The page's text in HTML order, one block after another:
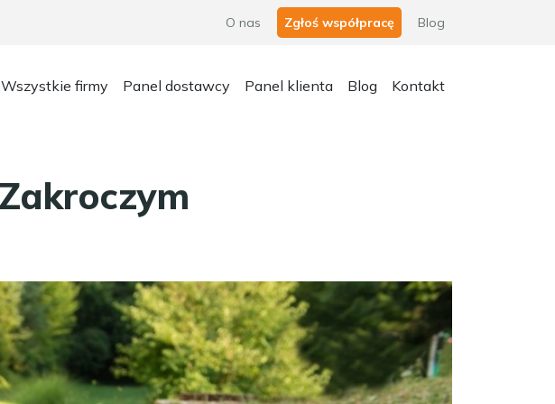
O nas Zgłoś współpracę Blog
Wszystkie firmy Panel dostawcy Panel klienta Blog Kontakt